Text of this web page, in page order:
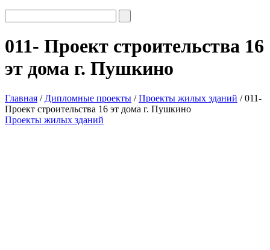
011- Проект строительства 16
эт дома г. Пушкино
Главная / Дипломные проекты /Проекты жилых зданий / 011-
Проект строительства 16 эт дома г. Пушкино
Проекты жилых зданий